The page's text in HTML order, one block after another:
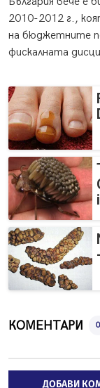
2010-2012 г.,
на бюджетните
фискалната
КОМЕНТАРИ 0
ДОБАВИ